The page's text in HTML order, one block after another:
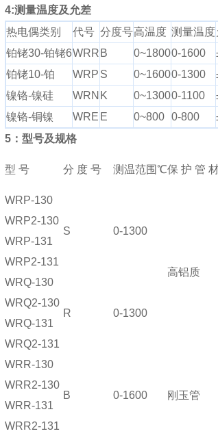
4:测量温度及允差
热电偶类别
代号 分度号高温度 测量温度
铂铑30-铂铑6WRR B 0~18000-1600
铂铑10-铂
WRP S 0~16000-1300
镍铬-镍硅
WRN K 0~13000-1100
镍铬-铜镍
WRE E 0~800 0-800
5：型号及规格
型 号 分 度 号 测温范围℃保 护 管
WRP-130
WRP2-130
S
0-1300
高铝质
WRP-131
WRP2-131
WRQ-130
WRQ2-130
R
0-1300
WRQ-131
WRQ2-131
WRR-130
WRR2-130
B
0-1600 刚玉管
WRR-131
WRR2-131